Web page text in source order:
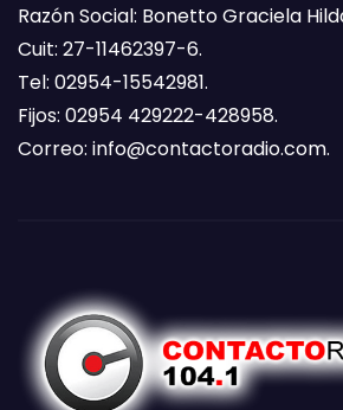
Razón Social: Bonetto Graciela
Cuit: 27-11462397-6.
Tel: 02954-15542981.
Fijos: 02954 429222-428958.
Correo: info@contactoradio.com.